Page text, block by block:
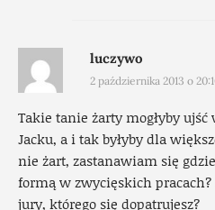
luczywo
2 października 2013 o
Takie tanie żarty mogłyby
Jacku, a i tak byłyby dla
nie żart, zastanawiam się
formą w zwycięskich
jury, którego się dopatrujesz?